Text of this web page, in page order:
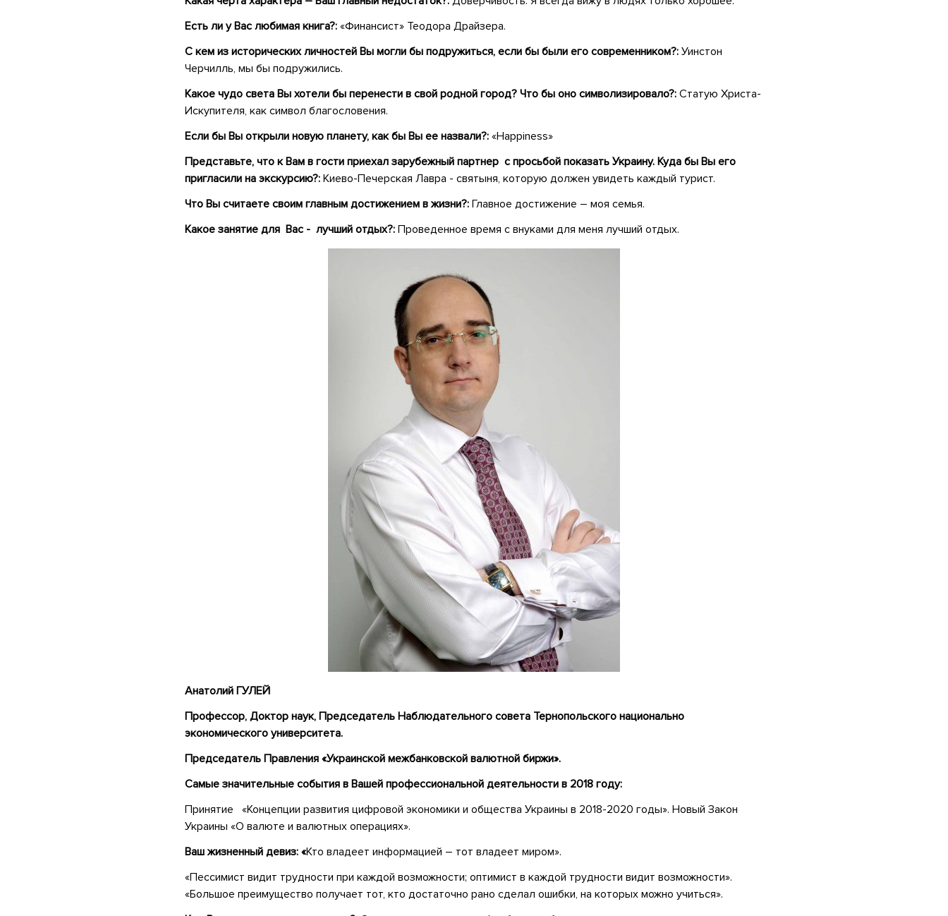
Есть ли у Вас любимая книга?: «Финансист» Теодора Драйзера.
С кем из исторических личностей Вы могли бы подружиться, если бы были его современником?: Уинстон
Черчилль, мы бы подружились.
Какое чудо света Вы хотели бы перенести в свой родной город? Что бы оно символизировало?: Статую Христа-
Искупителя, как символ благословения.
Если бы Вы открыли новую планету, как бы Вы ее назвали?: «Happiness»
Представьте, что к Вам в гости приехал зарубежный партнер с просьбой показать Украину. Куда бы Вы его
пригласили на экскурсию?: Киево-Печерская Лавра - святыня, которую должен увидеть каждый турист.
Что Вы считаете своим главным достижением в жизни?: Главное достижение – моя семья.
Какое занятие для Вас - лучший отдых?: Проведенное время с внуками для меня лучший отдых.
Анатолий ГУЛЕЙ
Профессор, Доктор наук, Председатель Наблюдательного совета Тернопольского национально
экономического университета.
Председатель Правления «Украинской межбанковской валютной биржи».
Самые значительные события в Вашей профессиональной деятельности в 2018 году:
Принятие «Концепции развития цифровой экономики и общества Украины в 2018-2020 годы». Новый Закон
Украины «О валюте и валютных операциях».
Ваш жизненный девиз: «Кто владеет информацией – тот владеет миром».
«Пессимист видит трудности при каждой возможности; оптимист в каждой трудности видит возможности».
«Большое преимущество получает тот, кто достаточно рано сделал ошибки, на которых можно учиться».